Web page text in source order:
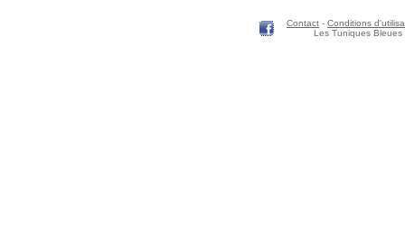
Contact - Conditions
Les Tuniques